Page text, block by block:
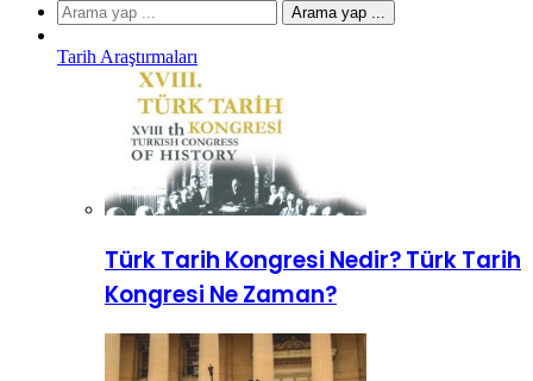
Arama yap ...
Tarih Araştırmaları
Türk Tarih Kongresi Nedir? Türk Tarih
Kongresi Ne Zaman?